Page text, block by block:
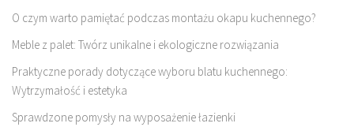
O czym warto pamiętać podczas montażu okapu kuchennego?
Meble z palet: Twórz unikalne i ekologiczne rozwiązania
Praktyczne porady dotyczące wyboru blatu kuchennego:
Wytrzymałość i estetyka
Sprawdzone pomysły na wyposażenie łazienki